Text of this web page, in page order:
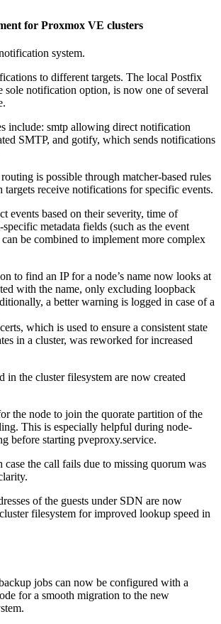
for Proxmox VE clusters
system.
to different targets. The local Postfix
notification option, is now one of several
include: smtp allowing direct notification
SMTP, and gotify, which sends notifications
is possible through matcher-based rules
targets receive notifications for specific events.
events based on their severity, time of
metadata fields (such as the event
be combined to implement more complex
to find an IP for a node’s name now looks at
with the name, only excluding loopback
a better warning is logged in case of a
which is used to ensure a consistent state
in a cluster, was reworked for increased
in the cluster filesystem are now created
the node to join the quorate partition of the
This is especially helpful during node-
before starting pveproxy.service.
case the call fails due to missing quorum was
of the guests under SDN are now
filesystem for improved lookup speed in
jobs can now be configured with a
for a smooth migration to the new